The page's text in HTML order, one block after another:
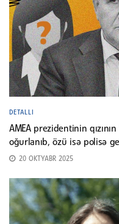
DETALLI
AMEA prezidentinin
oğurlanıb, özü isə polisə
20 OKTYABR 2025